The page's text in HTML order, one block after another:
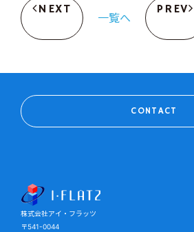
NEXT
一覧へ
PREV
株式会社アイ・フラッツ
〒541-0044
CONTACT